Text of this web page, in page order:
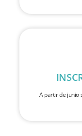
A partir de junio